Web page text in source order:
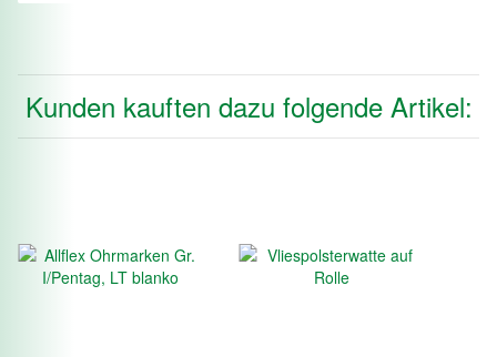
Kunden kauften dazu folgende Artikel: